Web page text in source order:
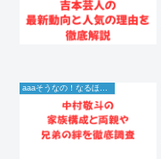
aaaそうなの！なるほど！情報